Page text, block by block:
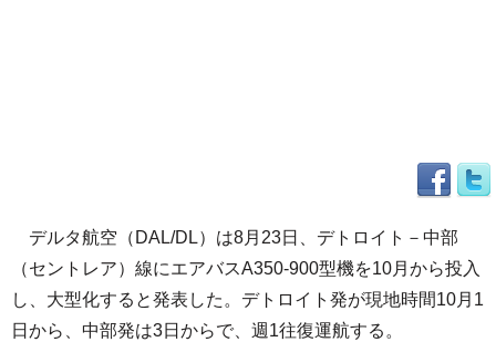
デルタ航空（DAL/DL）は8月23日、デトロイト－中部
（セントレア）線にエアバスA350-900型機を10月から投入
し、大型化すると発表した。デトロイト発が現地時間10月1
日から、中部発は3日からで、週1往復運航する。